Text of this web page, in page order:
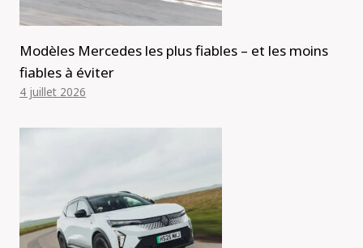
Modèles Mercedes les plus fiables – et les moins
fiables à éviter
4 juillet 2026